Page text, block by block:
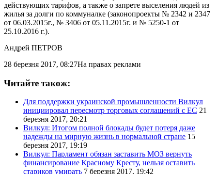
действующих тарифов, а также о запрете выселения людей из
жилья за долги по коммуналке (законопроекты № 2342 и 2347
от 06.03.2015г., № 3406 от 05.11.2015г. и № 5250-1 от
25.10.2016 г.).
Андрей ПЕТРОВ
28 березня 2017, 08:27На правах реклами
Читайте також:
Для поддержки украинской промышленности Вилкул
инициировал пересмотр торговых соглашений с ЕС 21
березня 2017, 20:21
Вилкул: Итогом полной блокады будет потеря даже
надежды на мирную жизнь в нормальной стране 15
березня 2017, 19:19
Вилкул: Парламент обязан заставить МОЗ вернуть
финансирование Красному Кресту, нельзя оставить
стариков умирать 7 березня 2017, 19:42